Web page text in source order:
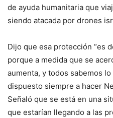
de ayuda humanitaria que
siendo atacada por drones
Dijo que esa protección “es
porque a medida que se
aumenta, y todos sabemos
dispuesto siempre a hacer
Señaló que se está en una
que estarían llegando a las